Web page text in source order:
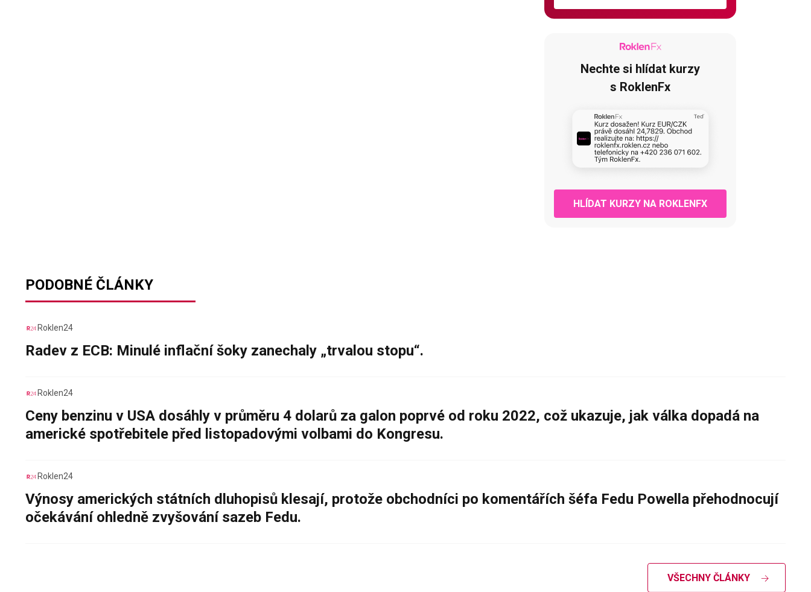
Nechte si hlídat kurzy
s RoklenFx
HLÍDAT KURZY NA ROKLENFX
PODOBNÉ ČLÁNKY
Roklen24
Radev z ECB: Minulé inflační šoky zanechaly „trvalou stopu“.
Roklen24
Ceny benzinu v USA dosáhly v průměru 4 dolarů za galon poprvé od roku 2022, což ukazuje, jak válka dopadá na
americké spotřebitele před listopadovými volbami do Kongresu.
Roklen24
Výnosy amerických státních dluhopisů klesají, protože obchodníci po komentářích šéfa Fedu Powella přehodnocují
očekávání ohledně zvyšování sazeb Fedu.
VŠECHNY ČLÁNKY